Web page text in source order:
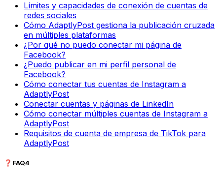
Límites y capacidades de conexión de cuentas de
redes sociales
Cómo AdaptlyPost gestiona la publicación cruzada
en múltiples plataformas
¿Por qué no puedo conectar mi página de
Facebook?
¿Puedo publicar en mi perfil personal de
Facebook?
Cómo conectar tus cuentas de Instagram a
AdaptlyPost
Conectar cuentas y páginas de LinkedIn
Cómo conectar múltiples cuentas de Instagram a
AdaptlyPost
Requisitos de cuenta de empresa de TikTok para
AdaptlyPost
❓ FAQ4